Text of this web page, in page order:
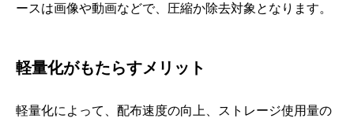
ースは画像や動画などで、圧縮か除去対象となります。
軽量化がもたらすメリット
軽量化によって、配布速度の向上、ストレージ使用量の